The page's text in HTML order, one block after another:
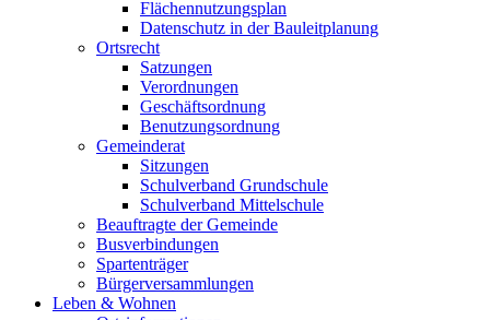
Flächennutzungsplan
Datenschutz in der Bauleitplanung
Ortsrecht
Satzungen
Verordnungen
Geschäftsordnung
Benutzungsordnung
Gemeinderat
Sitzungen
Schulverband Grundschule
Schulverband Mittelschule
Beauftragte der Gemeinde
Busverbindungen
Spartenträger
Bürgerversammlungen
Leben & Wohnen